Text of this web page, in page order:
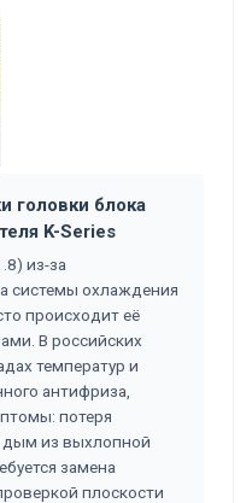
головки блока
K-Series
из-за
системы охлаждения
происходит её
В российских
температур и
антифриза,
потеря
дым из выхлопной
замена
плоскости